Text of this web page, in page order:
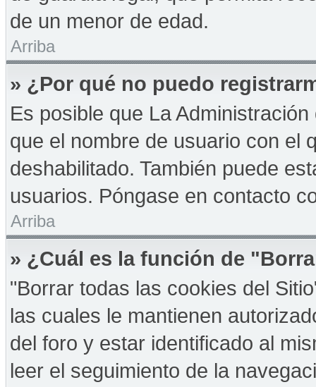
de un menor de edad.
Arriba
» ¿Por qué no puedo
Es posible que La
que el nombre de usuario con el
deshabilitado. También puede
usuarios. Póngase en contacto
Arriba
» ¿Cuál es la función de
"Borrar todas las cookies del
las cuales le mantienen
del foro y estar identificado al
leer el seguimiento de la